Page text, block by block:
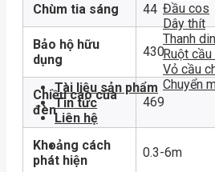
Đầu cos
Dây thít
Thanh
Ruột cầu
Vỏ cầu
Chuyển
Tài liệu sản phẩm
Tin tức
Liên hệ
Chùm tia sáng 44
Bảo hộ hữu
dụng
430
Chiều cao của
đèn
469
Khoảng cách
phát hiện
0.3-6m